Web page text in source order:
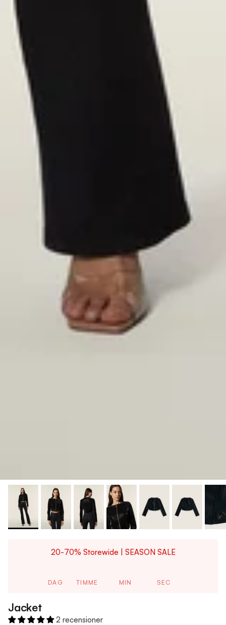
20-70% Storewide | SEASON SALE
DAG TIMME MIN SEC
Jacket
2 recensioner